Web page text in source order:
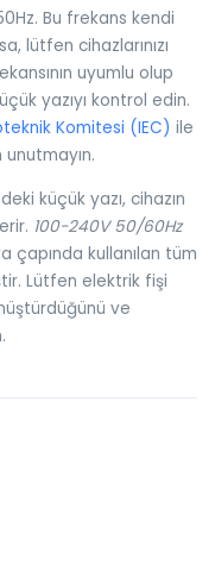
Bu frekans kendi
lütfen cihazlarınızı
uyumlu olup
yazıyı kontrol edin.
Komitesi (IEC) ile
küçük yazı, cihazın
100-240V 50/60Hz
çapında kullanılan tüm
Lütfen elektrik fişi
ve